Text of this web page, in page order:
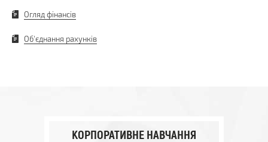
Огляд фінансів
Об'єднання рахунків
КОРПОРАТИВНЕ НАВЧАННЯ